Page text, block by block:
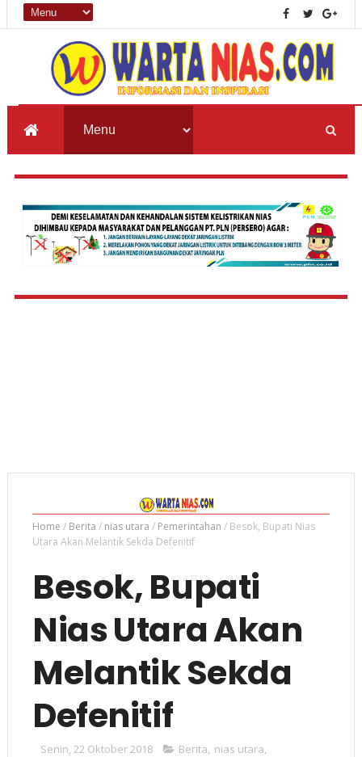
Home / Berita / nias utara / Pemerintahan / Besok, Bupati Nias
Utara Akan Melantik Sekda Defenitif
Besok, Bupati
Nias Utara Akan
Melantik Sekda
Defenitif
Senin, 22 Oktober 2018 Berita, nias utara,